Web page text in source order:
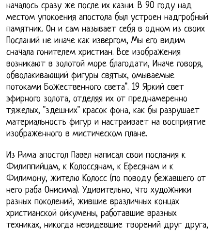
началось сразу же после их казни. В 90 году над
местом упокоения апостола был устроен надгробный
памятник. Он и сам называет себя в одном из своих
Посланий не иначе как извергом, Мы его видим
сначала гонителем христиан. Все изображения
возникают в золотой море благодати, Иначе говоря,
обволакивающий фигуры святых, омываемые
потоками Божественного света". 19 Яркий свет
эфирного золота, отделяя их от преднамеренно
тяжелых, "здешних" красок фона, как бы разрушает
материальность фигур и настраивает на восприятие
изображенного в мистическом плане.
Из Рима апостол Павел написал свои послания к
Филиппийцам, к Колоссянам, к Ефесянам и к
Филимону, жителю Колосс (по поводу бежавшего от
него раба Онисима). Удивительно, что художники
разных поколений, жившие вразличных концах
христианской ойкумены, работавшие вразных
техниках, никогда невидевшие творений друг друга,